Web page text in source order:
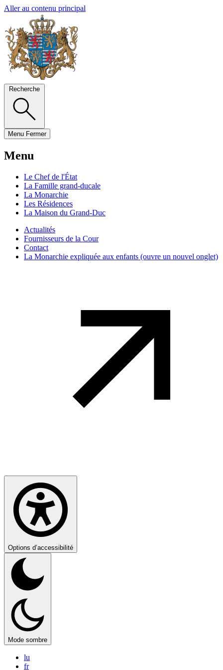
Aller au contenu principal
Recherche
Menu Fermer
Menu
Le Chef de l'État
La Famille grand-ducale
La Monarchie
Les Résidences
La Maison du Grand-Duc
Actualités
Fournisseurs de la Cour
Contact
La Monarchie expliquée aux enfants (ouvre un nouvel onglet)
Options d’accessibilité
Mode sombre
lu
fr